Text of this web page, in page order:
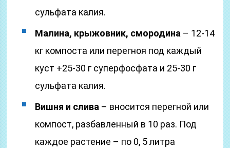
сульфата калия.
Малина, крыжовник, смородина – 12-14
кг компоста или перегноя под каждый
куст +25-30 г суперфосфата и 25-30 г
сульфата калия.
Вишня и слива – вносится перегной или
компост, разбавленный в 10 раз. Под
каждое растение – по 0, 5 литра